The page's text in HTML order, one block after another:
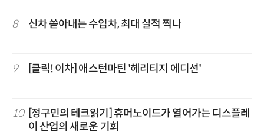
8 신차 쏟아내는 수입차, 최대 실적 찍나
9 [클릭! 이차] 애스턴마틴 '헤리티지 에디션'
10
[정구민의 테크읽기] 휴머노이드가 열어가는 디스플레
이 산업의 새로운 기회